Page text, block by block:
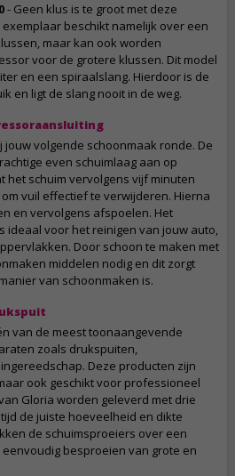
- Geen klus is te groot met deze
beschikt namelijk over een
maar kan ook worden
voor de grotere klussen. Dit model
en een spiraalslang. Hierdoor is de
en ligt de slang nooit in de weg.
volgende schoonmaak ronde. De
even schuimlaag aan op
het schuim vervolgens vijf minuten
vuil effectief te verwijderen. Hierna
en vervolgens afspoelen. Het
ideaal voor het reinigen van jouw auto,
Door schoon te maken met
middelen nodig en dit zorgt
van schoonmaken is.
van de meest toonaangevende
zoals drukspuiten,
Deze producten zijn
ook geschikt voor professioneel
Gloria worden geleverd met drie
de juiste hoeveelheid en dikte
de schuimsproeiers over een
besproeien van grote en